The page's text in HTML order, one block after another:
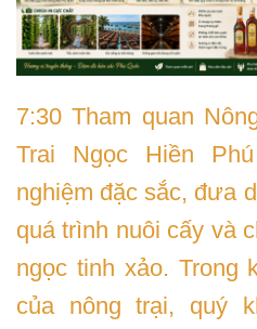
7:30 Tham quan
Trai Ngọc Hiền
nghiệm đặc sắc, đưa
quá trình nuôi cấy và
ngọc tinh xảo. Trong
của nông trại, quý